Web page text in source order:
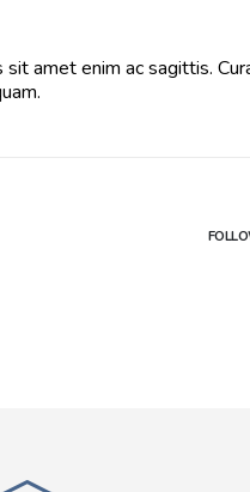
amet enim ac sagittis.